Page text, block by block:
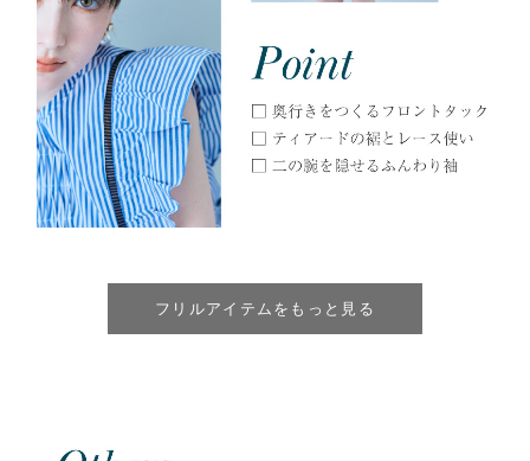
フリルアイテムをもっと見る